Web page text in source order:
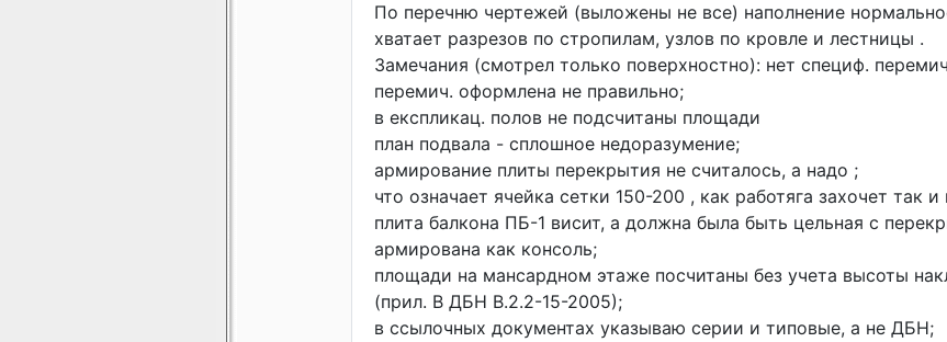
По перечню чертежей (выложены не все) наполнение
хватает разрезов по стропилам, узлов по кровле и лестницы .
Замечания (смотрел только поверхностно): нет специф.
перемич. оформлена не правильно;
в експликац. полов не подсчитаны площади
план подвала - сплошное недоразумение;
армирование плиты перекрытия не считалось, а надо ;
что означает ячейка сетки 150-200 , как работяга захочет так
плита балкона ПБ-1 висит, а должна была быть цельная с
армирована как консоль;
площади на мансардном этаже посчитаны без учета высоты
(прил. В ДБН В.2.2-15-2005);
в ссылочных документах указываю серии и типовые, а не ДБН;